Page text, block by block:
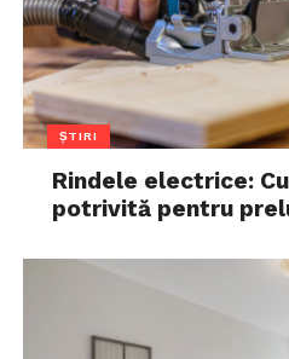
ȘTIRI
Rindele electrice:
potrivită pentru